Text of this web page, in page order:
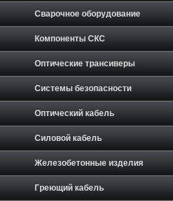
Сварочное оборудование
Компоненты СКС
Оптические трансиверы
Системы безопасности
Оптический кабель
Силовой кабель
Железобетонные изделия
Греющий кабель